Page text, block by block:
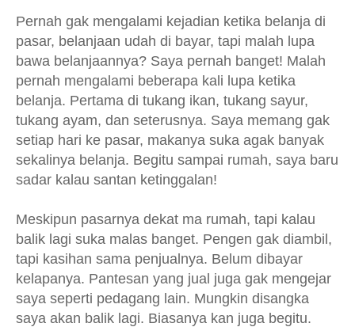
Pernah gak mengalami kejadian ketika belanja di
pasar, belanjaan udah di bayar, tapi malah lupa
bawa belanjaannya? Saya pernah banget! Malah
pernah mengalami beberapa kali lupa ketika
belanja. Pertama di tukang ikan, tukang sayur,
tukang ayam, dan seterusnya. Saya memang gak
setiap hari ke pasar, makanya suka agak banyak
sekalinya belanja. Begitu sampai rumah, saya baru
sadar kalau santan ketinggalan!
Meskipun pasarnya dekat ma rumah, tapi kalau
balik lagi suka malas banget. Pengen gak diambil,
tapi kasihan sama penjualnya. Belum dibayar
kelapanya. Pantesan yang jual juga gak mengejar
saya seperti pedagang lain. Mungkin disangka
saya akan balik lagi. Biasanya kan juga begitu.